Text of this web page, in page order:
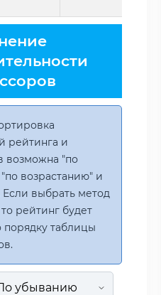
рейтинга и
возможна "по
возрастанию" и
Если выбрать метод
рейтинг будет
порядку таблицы